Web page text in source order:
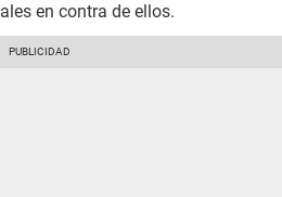
en contra de ellos.